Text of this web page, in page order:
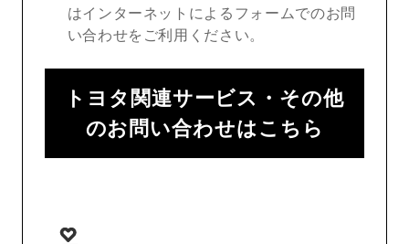
はインターネットによるフォームでのお問
い合わせをご利用ください。
トヨタ関連サービス・その他
のお問い合わせはこちら